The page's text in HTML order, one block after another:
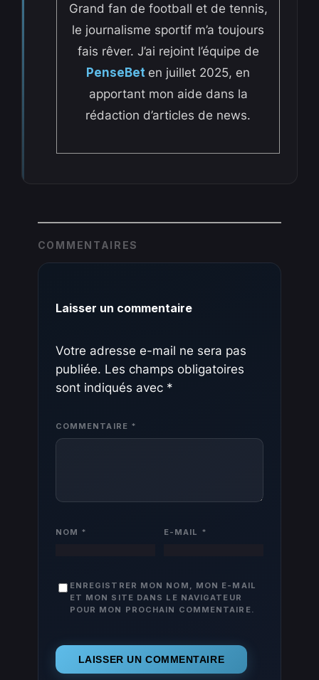
Grand fan de football et de tennis,
le journalisme sportif m’a toujours
fais rêver. J’ai rejoint l’équipe de
PenseBet en juillet 2025, en
apportant mon aide dans la
rédaction d’articles de news.
COMMENTAIRES
Laisser un commentaire
Votre adresse e-mail ne sera pas
publiée. Les champs obligatoires
sont indiqués avec *
COMMENTAIRE *
NOM * E-MAIL *
ENREGISTRER MON NOM, MON E-MAIL
ET MON SITE DANS LE NAVIGATEUR
POUR MON PROCHAIN COMMENTAIRE.